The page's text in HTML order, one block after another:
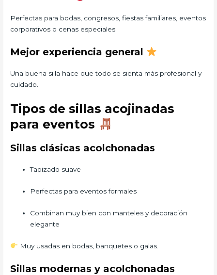
Perfectas para bodas, congresos, fiestas familiares, eventos
corporativos o cenas especiales.
Mejor experiencia general
Una buena silla hace que todo se sienta más profesional y
cuidado.
Tipos de sillas acojinadas
para eventos
Sillas clásicas acolchonadas
Tapizado suave
Perfectas para eventos formales
Combinan muy bien con manteles y decoración
elegante
Muy usadas en bodas, banquetes o galas.
Sillas modernas y acolchonadas